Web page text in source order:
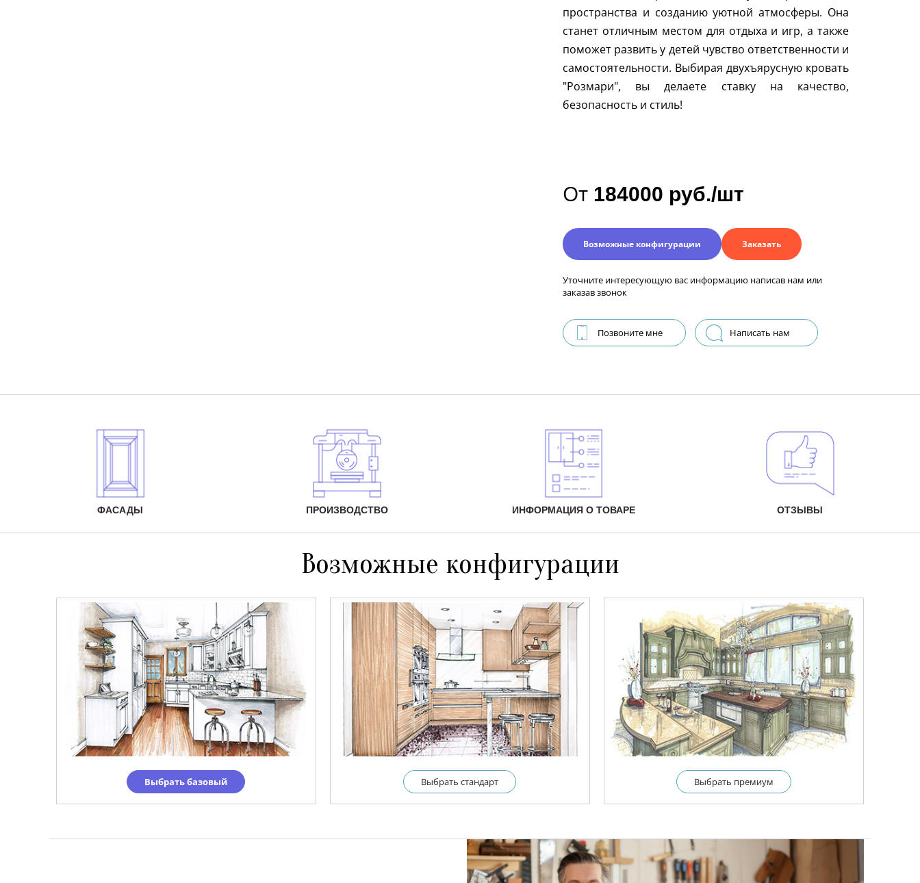
пространства и созданию уютной атмосферы. Она
станет отличным местом для отдыха и игр, а также
поможет развить у детей чувство ответственности и
самостоятельности. Выбирая двухъярусную кровать
"Розмари", вы делаете ставку на качество,
безопасность и стиль!
От 184000 руб./шт
Возможные конфигурации Заказать
Уточните интересующую вас информацию написав нам или
заказав звонок
Позвоните мне Написать нам
ФАСАДЫ ПРОИЗВОДСТВО ИНФОРМАЦИЯ О ТОВАРЕ ОТЗЫВЫ
Возможные конфигурации
Выбрать базовый Выбрать cтандарт Выбрать премиум